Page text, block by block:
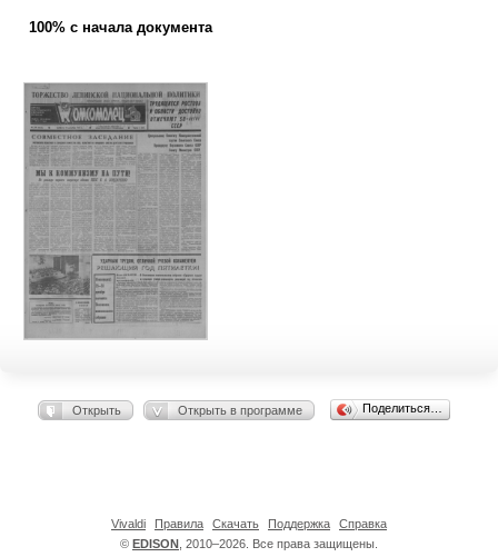
100% с начала документа
Открыть Открыть в программе Поделиться…
© EDISON , 2010–2026. Все права защищены.
Vivaldi Правила Скачать Поддержка Справка